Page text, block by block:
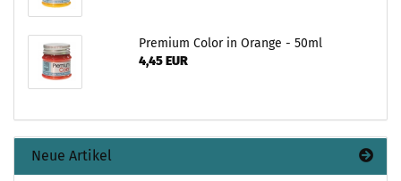
Premium Color in Orange - 50ml
4,45 EUR
Neue Artikel